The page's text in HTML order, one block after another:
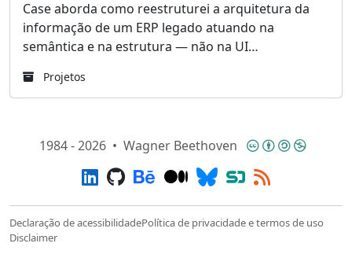
Case aborda como reestruturei a arquitetura da
informação de um ERP legado atuando na
semântica e na estrutura — não na UI…
Projetos
Rodapé1984 - 2026 • Wagner Beethoven
LinkedIn
Github
Behance
Medium
Bluesky
SpeakerDeck
RSS
Declaração de acessibilidadePolítica de privacidade e termos de uso
Disclaimer